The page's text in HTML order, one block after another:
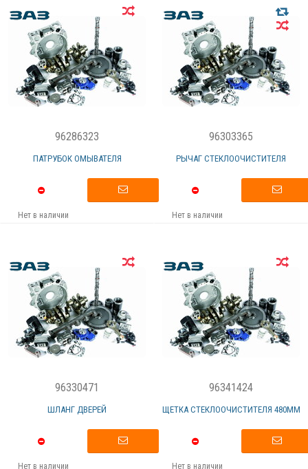
96286323
ПАТРУБОК ОМЫВАТЕЛЯ
Нет в наличии
96303365
РЫЧАГ СТЕКЛООЧИСТИТЕЛЯ
Нет в наличии
96330471
ШЛАНГ ДВЕРЕЙ
Нет в наличии
96341424
ЩЕТКА СТЕКЛООЧИСТИТЕЛЯ 480ММ
Нет в наличии